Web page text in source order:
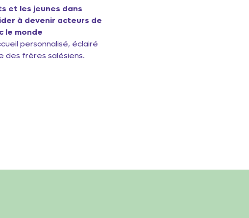
et les jeunes dans
à devenir acteurs de
le monde
personnalisé, éclairé
des frères salésiens.